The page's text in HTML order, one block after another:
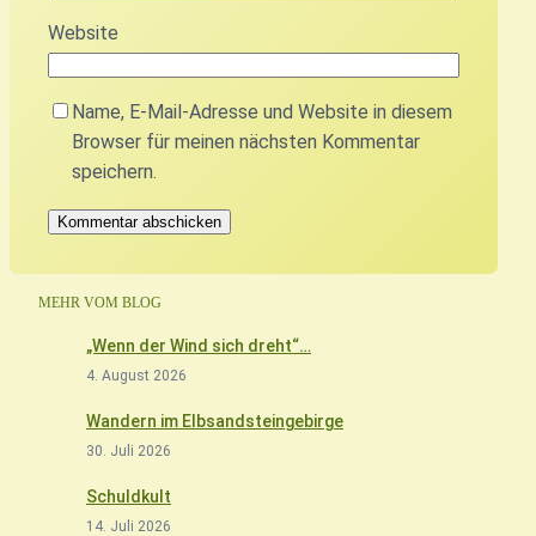
Website
Name, E-Mail-Adresse und Website in diesem
Browser für meinen nächsten Kommentar
speichern.
MEHR VOM BLOG
„Wenn der Wind sich dreht“…
4. August 2026
Wandern im Elbsandsteingebirge
30. Juli 2026
Schuldkult
14. Juli 2026